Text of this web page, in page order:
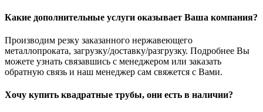
Какие дополнительные услуги оказывает Ваша компания?
Производим резку заказанного нержавеющего
металлопроката, загрузку/доставку/разгрузку. Подробнее Вы
можете узнать связавшись с менеджером или заказать
обратную связь и наш менеджер сам свяжется с Вами.
Хочу купить квадратные трубы, они есть в наличии?